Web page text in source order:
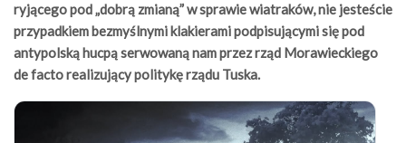
ryjącego pod „dobrą zmianą” w sprawie wiatraków, nie jesteście
przypadkiem bezmyślnymi klakierami podpisującymi się pod
antypolską hucpą serwowaną nam przez rząd Morawieckiego
de facto realizujący politykę rządu Tuska.